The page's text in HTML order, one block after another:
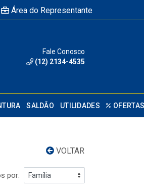
Área do Representante
Fale Conosco
(12) 2134-4535
SALDÃO UTILIDADES
VOLTAR
por: